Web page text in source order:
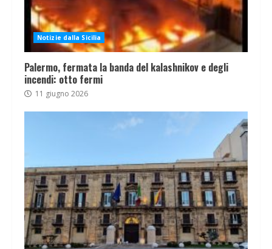
Notizie dalla Sicilia
Palermo, fermata la banda del kalashnikov e degli
incendi: otto fermi
11 giugno 2026